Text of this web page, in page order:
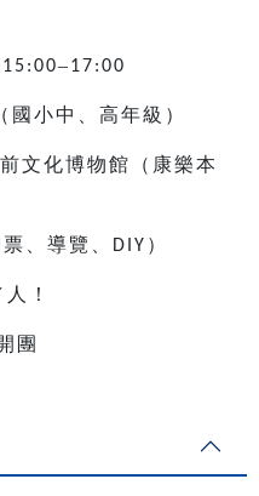
15:00–17:00
國小中、高年級）
文化博物館（康樂本
、導覽、 DIY ）
人！
團